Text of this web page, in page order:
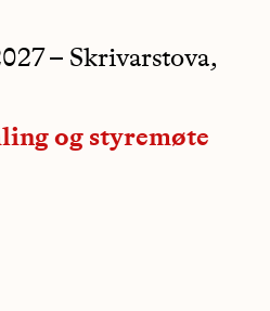
– Skrivarstova,
og styremøte